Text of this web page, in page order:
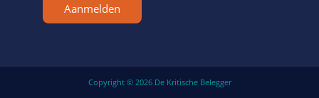
Aanmelden
Copyright © 2026 De Kritische Belegger